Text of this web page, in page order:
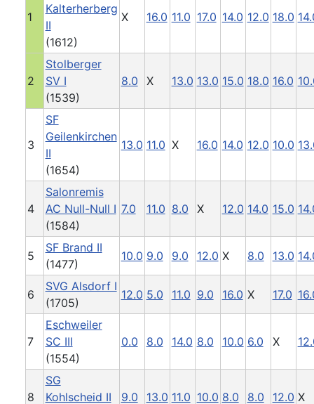
1
Kalterherberg
II
(1612)
X 16.0 11.0 17.0 14.0 12.0 18.0
2
Stolberger
SV I
(1539)
8.0 X 13.0 13.0 15.0 18.0 16.0
3
SF
Geilenkirchen
II
(1654)
13.0 11.0 X 16.0 14.0 12.0 10.0
4
Salonremis
AC Null-Null I
(1584)
7.0 11.0 8.0 X 12.0 14.0 15.0
5
SF Brand II
(1477)
10.0 9.0 9.0 12.0 X 8.0 13.0
6
SVG Alsdorf I
(1705)
12.0 5.0 11.0 9.0 16.0 X 17.0
7
Eschweiler
SC III
(1554)
0.0 8.0 14.0 8.0 10.0 6.0 X
8
SG
Kohlscheid II
9.0 13.0 11.0 10.0 8.0 8.0 12.0 X